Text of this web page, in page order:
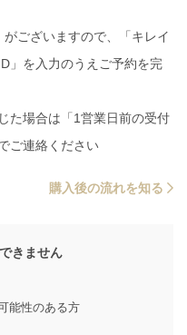
ございますので、「キレイ
」を入力のうえご予約を完
た場合は「1営業日前の受付
ご連絡ください
購入後の流れを知る
きません
能性のある方